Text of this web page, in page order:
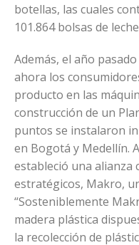
botellas, las cuales
101.864 bolsas de
Además, el año
ahora los
producto en las
construcción de un
puntos se instalaron
en Bogotá y Medellín.
estableció una alianza
estratégicos, Makro,
“Sosteniblemente
madera plástica
la recolección de